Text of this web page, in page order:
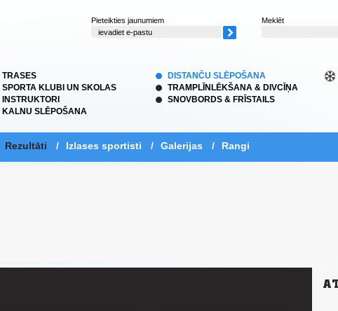
Pieteikties jaunumiem Meklēt
TRASES
SPORTA KLUBI UN SKOLAS
INSTRUKTORI
KALNU SLĒPOŠANA
DISTANČU SLĒPOŠANA
TRAMPLĪNLĒKŠANA & DIVCĪŅA
SNOVBORDS & FRĪSTAILS
Rezultāti / Izlases sportisti / Galerijas / Rangi